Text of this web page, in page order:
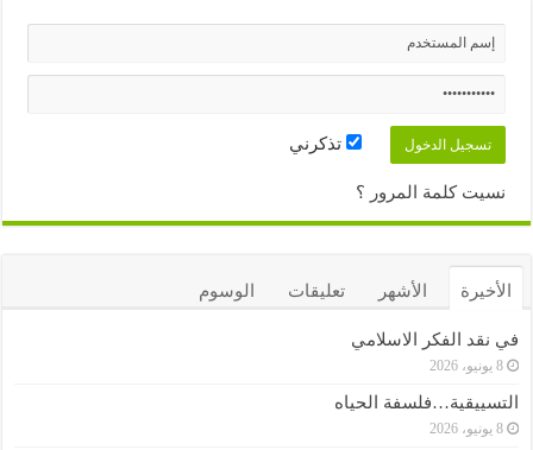
تذكرني
نسيت كلمة المرور ؟
الأخيرة الأشهر تعليقات الوسوم
في نقد الفكر الاسلامي
8 يونيو، 2026
التسييقية…فلسفة الحياه
8 يونيو، 2026